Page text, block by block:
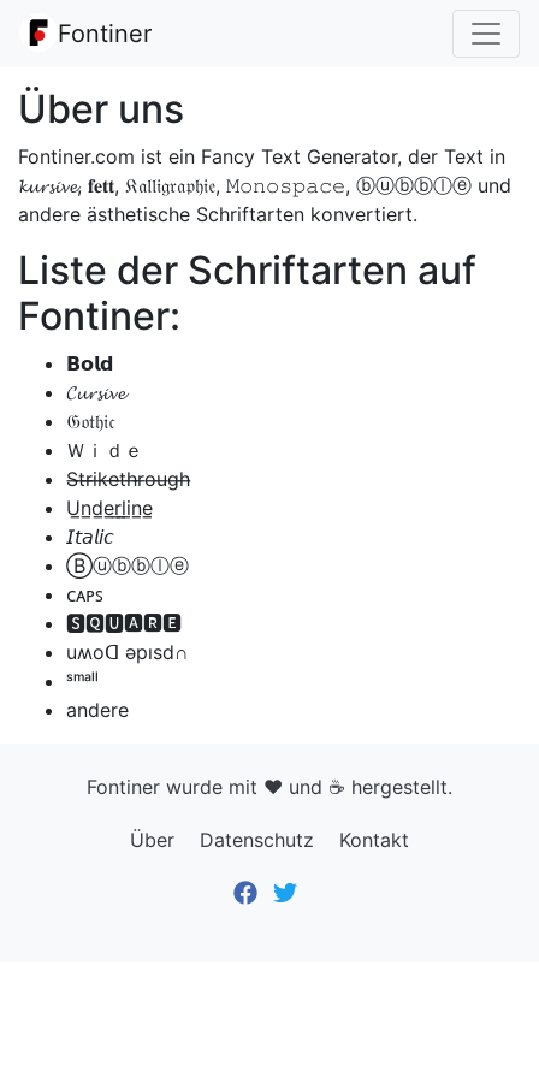
Fontiner
Über uns
Fontiner.com ist ein Fancy Text Generator, der Text in
𝓴𝓾𝓻𝓼𝓲𝓿𝓮, 𝐟𝐞𝐭𝐭, 𝔎𝔞𝔩𝔩𝔦𝔤𝔯𝔞𝔭𝔥𝔦𝔢, 𝙼𝚘𝚗𝚘𝚜𝚙𝚊𝚌𝚎, ⓑⓤⓑⓑⓛⓔ und
andere ästhetische Schriftarten konvertiert.
Liste der Schriftarten auf
Fontiner:
𝗕𝗼𝗹𝗱
𝓒𝓾𝓻𝓼𝓲𝓿𝓮
𝔊𝔬𝔱𝔥𝔦𝔠
Ｗｉｄｅ
S̶t̶r̶i̶k̶e̶t̶h̶r̶o̶u̶g̶h̶
U̲n̲d̲e̲r̲l̲i̲n̲e̲
𝘐𝘵𝘢𝘭𝘪𝘤
Ⓑⓤⓑⓑⓛⓔ
ᴄᴀᴘꜱ
🆂🆀🆄🅰🆁🅴
uʍoᗡ ǝpısd∩
ˢᵐᵃˡˡ
andere
Fontiner wurde mit ❤️ und ☕️ hergestellt.
Über Datenschutz Kontakt